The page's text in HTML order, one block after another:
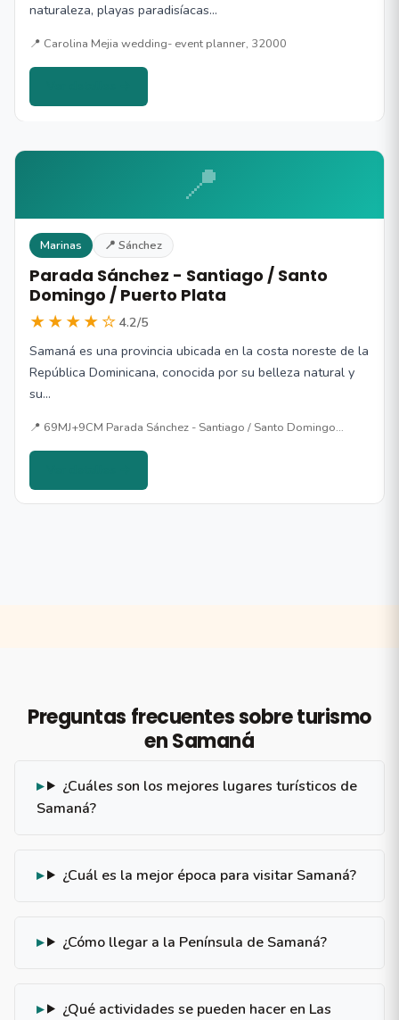
naturaleza, playas paradisíacas…
📍 Carolina Mejia wedding- event planner, 32000
📍
Marinas 📍 Sánchez
Parada Sánchez - Santiago / Santo
Domingo / Puerto Plata
★★★★☆ 4.2/5
Samaná es una provincia ubicada en la costa noreste de la
República Dominicana, conocida por su belleza natural y
su…
📍 69MJ+9CM Parada Sánchez - Santiago / Santo Domingo…
Preguntas frecuentes sobre turismo
en Samaná
¿Cuáles son los mejores lugares turísticos de
Samaná?
¿Cuál es la mejor época para visitar Samaná?
¿Cómo llegar a la Península de Samaná?
¿Qué actividades se pueden hacer en Las